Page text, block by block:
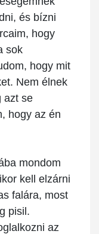
és bízni
hogy
sok
hogy mit
Nem élnek
azt se
hogy az én
mondom
kell elzárni
falára, most
pisil.
az